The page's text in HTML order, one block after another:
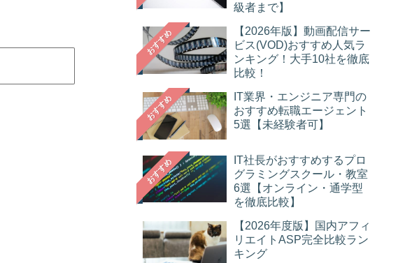
級者まで】
おすすめ
【2026年版】動画配信サー
ビス(VOD)おすすめ人気ラ
ンキング！大手10社を徹底
比較！
おすすめ
IT業界・エンジニア専門の
おすすめ転職エージェント
5選【未経験者可】
おすすめ
IT社長がおすすめするプロ
グラミングスクール・教室
6選【オンライン・通学型
を徹底比較】
【2026年度版】国内アフィ
リエイトASP完全比較ラン
キング